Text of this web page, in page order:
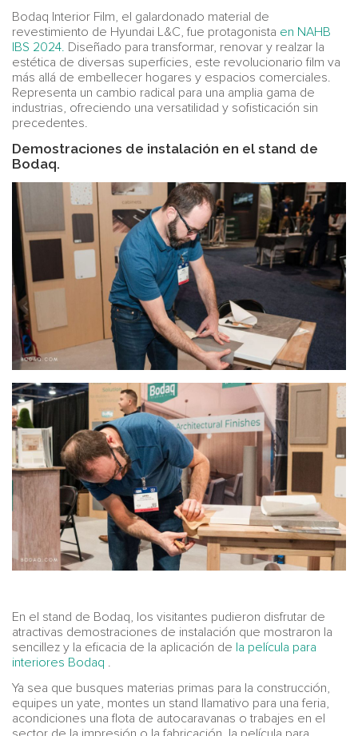
Bodaq Interior Film, el galardonado material de
revestimiento de Hyundai L&C, fue protagonista en NAHB
IBS 2024. Diseñado para transformar, renovar y realzar la
estética de diversas superficies, este revolucionario film va
más allá de embellecer hogares y espacios comerciales.
Representa un cambio radical para una amplia gama de
industrias, ofreciendo una versatilidad y sofisticación sin
precedentes.
Demostraciones de instalación en el stand de
Bodaq.
En el stand de Bodaq, los visitantes pudieron disfrutar de
atractivas demostraciones de instalación que mostraron la
sencillez y la eficacia de la aplicación de la película para
interiores Bodaq .
Ya sea que busques materias primas para la construcción,
equipes un yate, montes un stand llamativo para una feria,
acondiciones una flota de autocaravanas o trabajes en el